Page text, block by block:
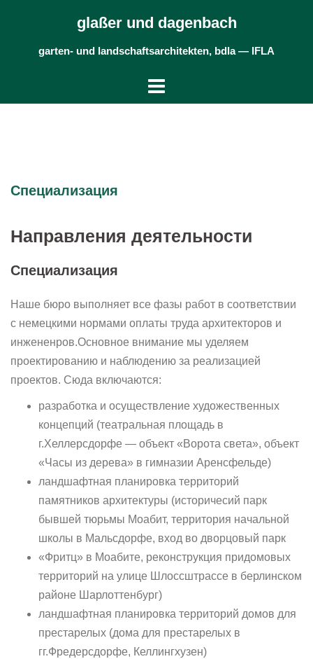
glaßer und dagenbach
garten- und landschaftsarchitekten, bdla — IFLA
Специализация
Направления деятельности
Специализация
Наше бюро выполняет все фазы работ в соответствии
с немецкими нормами оплаты труда архитекторов и
инжененров.Основное внимание мы уделяем
проектированию и наблюдению за реализацией
проектов. Сюда включаются:
разработка и осуществление художественных
концепций (театральная площадь в
г.Хеллерсдорфе — объект «Ворота света», объект
«Часы из дерева» в гимназии Аренсфельде)
ландшафтная планировка территорий
памятников архитектуры (историчесий парк
бывшей тюрьмы Моабит, территория начальной
школы в Мальсдорфе, вход во дворцовый парк
«Фритц» в Моабите, реконструкция придомовых
территорий на улице Шлоссштрассе в берлинском
районе Шарлоттенбург)
ландшафтная планировка территорий домов для
престарелых (дома для престарелых в
гг.Фредерсдорфе, Келлингхузен)